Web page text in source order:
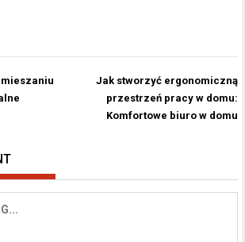
mieszaniu
Jak stworzyć ergonomiczną
przestrzeń pracy w domu:
Komfortowe biuro w domu